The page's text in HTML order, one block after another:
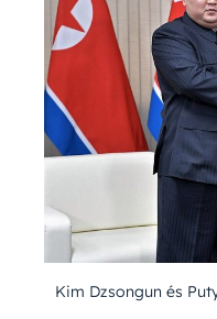
Kim Dzsongun és